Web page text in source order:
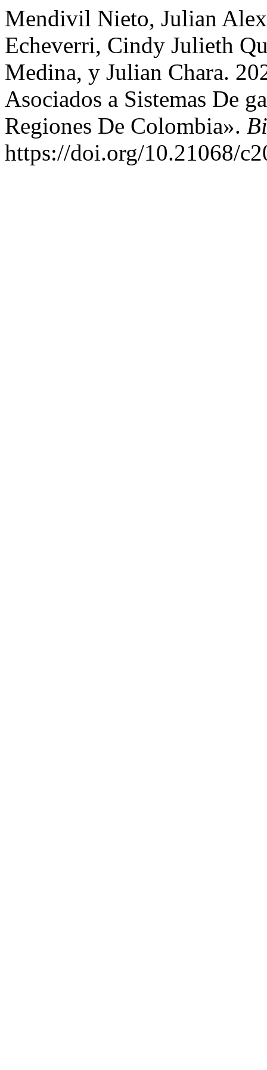
Mendivil Nieto, Julian
Echeverri, Cindy Julieth
Medina, y Julian Chara.
Asociados a Sistemas De
Regiones De Colombia».
https://doi.org/10.21068/